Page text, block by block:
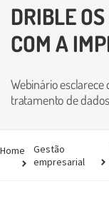
DRIBLE
COM A
Webinário
tratamento de
Home
Gestão
empresarial